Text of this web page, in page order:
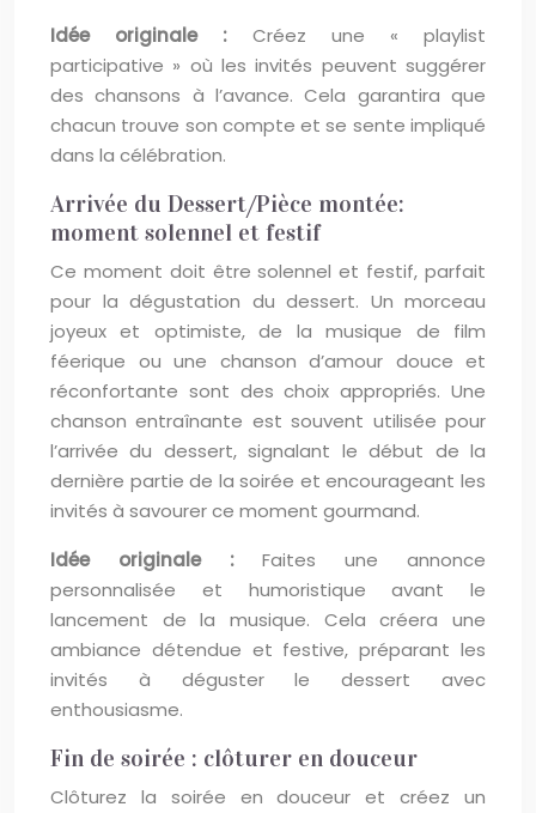
Idée originale : Créez une « playlist
participative » où les invités peuvent suggérer
des chansons à l’avance. Cela garantira que
chacun trouve son compte et se sente impliqué
dans la célébration.
Arrivée du Dessert/Pièce montée:
moment solennel et festif
Ce moment doit être solennel et festif, parfait
pour la dégustation du dessert. Un morceau
joyeux et optimiste, de la musique de film
féerique ou une chanson d’amour douce et
réconfortante sont des choix appropriés. Une
chanson entraînante est souvent utilisée pour
l’arrivée du dessert, signalant le début de la
dernière partie de la soirée et encourageant les
invités à savourer ce moment gourmand.
Idée originale :Faites une annonce
personnalisée et humoristique avant le
lancement de la musique. Cela créera une
ambiance détendue et festive, préparant les
invités à déguster le dessert avec
enthousiasme.
Fin de soirée : clôturer en douceur
Clôturez la soirée en douceur et créez un